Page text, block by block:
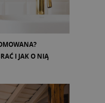
I JAK O NIĄ